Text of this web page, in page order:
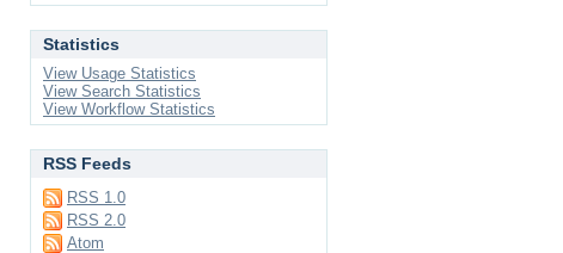
Statistics
View Usage Statistics
View Search Statistics
View Workflow Statistics
RSS Feeds
RSS 1.0
RSS 2.0
Atom